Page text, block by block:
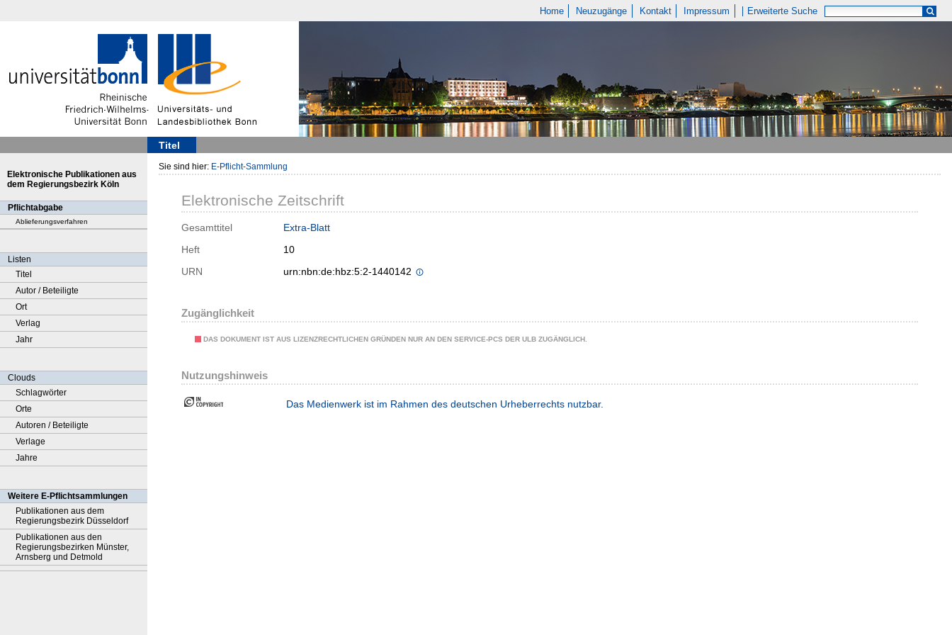
Home Neuzugänge Kontakt Impressum Erweiterte Suche
Titel
Elektronische Publikationen aus
dem Regierungsbezirk Köln
Pflichtabgabe
Ablieferungsverfahren
Listen
Titel
Autor / Beteiligte
Ort
Verlag
Jahr
Clouds
Schlagwörter
Orte
Autoren / Beteiligte
Verlage
Jahre
Weitere E-Pflichtsammlungen
Publikationen aus dem
Regierungsbezirk Düsseldorf
Publikationen aus den
Regierungsbezirken Münster,
Arnsberg und Detmold
Sie sind hier: E-Pflicht-Sammlung
Elektronische Zeitschrift
Gesamttitel
Extra-Blatt
Heft
10
URN
urn:nbn:de:hbz:5:2-1440142
Zugänglichkeit
DAS DOKUMENT IST AUS LIZENZRECHTLICHEN GRÜNDEN NUR AN DEN SERVICE-PCS DER ULB ZUGÄNGLICH.
Nutzungshinweis
Das Medienwerk ist im Rahmen des deutschen Urheberrechts nutzbar.